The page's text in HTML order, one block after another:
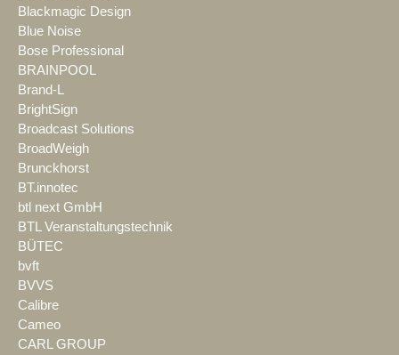
Blackmagic Design
Blue Noise
Bose Professional
BRAINPOOL
Brand-L
BrightSign
Broadcast Solutions
BroadWeigh
Brunckhorst
BT.innotec
btl next GmbH
BTL Veranstaltungstechnik
BÜTEC
bvft
BVVS
Calibre
Cameo
CARL GROUP